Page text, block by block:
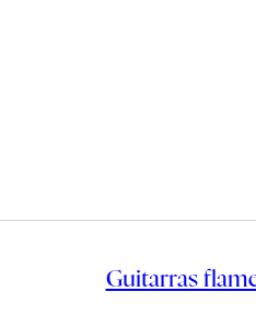
Guitarras